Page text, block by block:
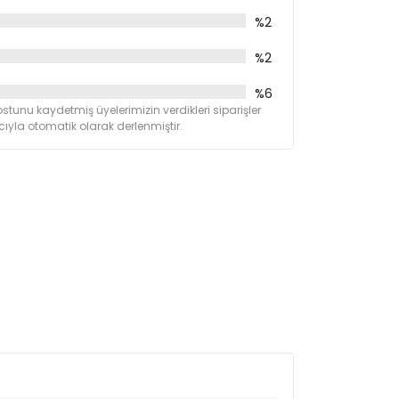
%2
%2
%6
kaydetmiş üyelerimizin verdikleri siparişler
otomatik olarak derlenmiştir.